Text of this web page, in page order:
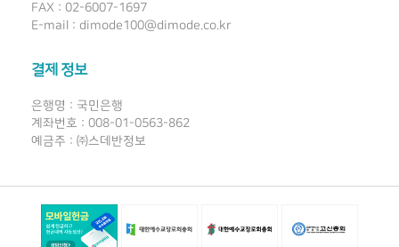
FAX : 02-6007-1697
E-mail : dimode100@dimode.co.kr
결제 정보
은행명 : 국민은행
계좌번호 : 008-01-0563-862
예금주 : ㈜스데반정보